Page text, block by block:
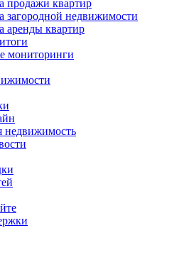
продажи квартир
загородной недвижимости
аренды квартир
мониторинги
недвижимость